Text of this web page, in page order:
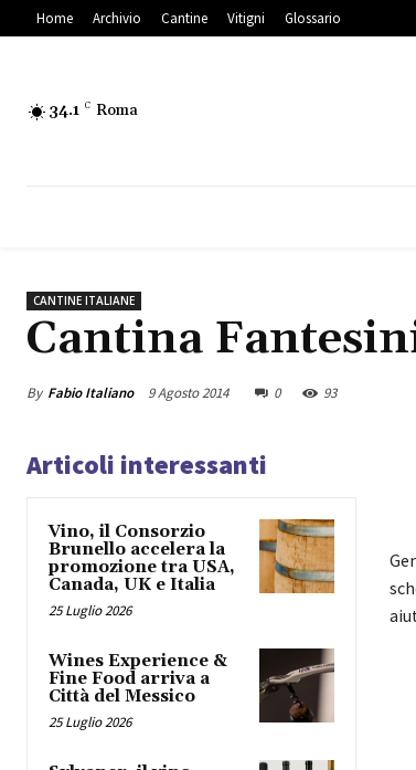
Home Archivio Cantine Vitigni Glossario
34.1 C Roma
CANTINE ITALIANE
Cantina
By Fabio Italiano 9 Agosto 2014 0 93
Articoli interessanti
Vino, il Consorzio
Brunello accelera la
promozione tra USA,
Canada, UK e Italia
25 Luglio 2026
Wines Experience &
Fine Food arriva a
Città del Messico
25 Luglio 2026